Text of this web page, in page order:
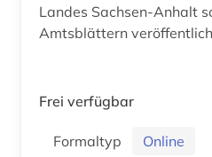
Landes Sachsen-Anhalt
Amtsblättern
Frei verfügbar
Formaltyp
Online